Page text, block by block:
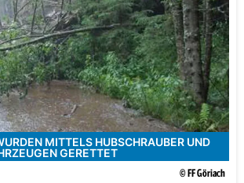
MITTELS HUBSCHRAUBER UND
GERETTET
© FF Göriach